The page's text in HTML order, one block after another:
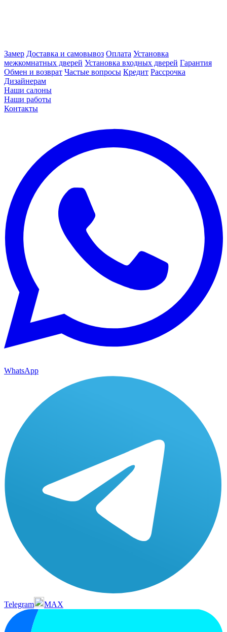
Замер Доставка и самовывоз Оплата Установка
межкомнатных дверей Установка входных дверей Гарантия
Обмен и возврат Частые вопросы Кредит Рассрочка
Дизайнерам
Наши салоны
Наши работы
Контакты
WhatsApp
Telegram MAX